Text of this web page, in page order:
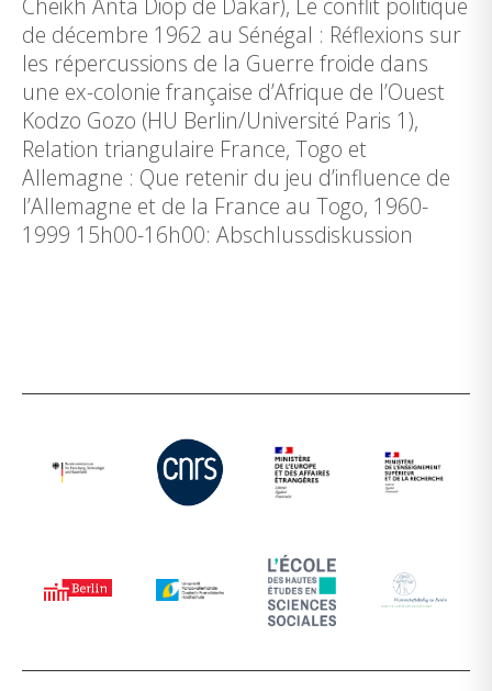
Cheikh Anta Diop de Dakar), Le conflit politique
de décembre 1962 au Sénégal : Réflexions sur
les répercussions de la Guerre froide dans
une ex-colonie française d’Afrique de l’Ouest
Kodzo Gozo (HU Berlin/Université Paris 1),
Relation triangulaire France, Togo et
Allemagne : Que retenir du jeu d’influence de
l’Allemagne et de la France au Togo, 1960-
1999 15h00-16h00: Abschlussdiskussion